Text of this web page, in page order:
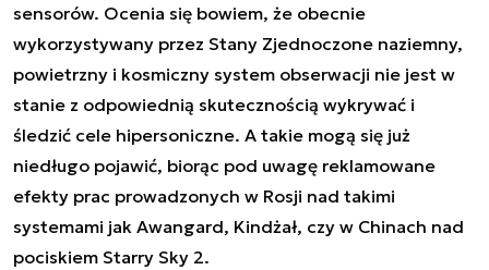
sensorów. Ocenia się bowiem, że obecnie
wykorzystywany przez Stany Zjednoczone naziemny,
powietrzny i kosmiczny system obserwacji nie jest w
stanie z odpowiednią skutecznością wykrywać i
śledzić cele hipersoniczne. A takie mogą się już
niedługo pojawić, biorąc pod uwagę reklamowane
efekty prac prowadzonych w Rosji nad takimi
systemami jak Awangard, Kindżał, czy w Chinach nad
pociskiem Starry Sky 2.